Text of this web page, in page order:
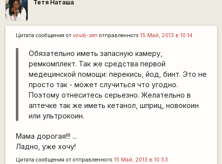
Тетя Наташа
Цитата сообщения от vova\-zen отправленного 15 Май, 2013 в 10:14
Обязательно иметь запасную камеру,
ремкомплект. Так же средства первой
медецинской помощи: перекись, йод, бинт. Это не
просто так - может случиться что угодно.
Поэтому отнеситесь серьезно. Желательно в
аптечке так же иметь кетанол, шприц, новокоин
или ультрокоин.
Мама дорогая!!! ...
Ладно, уже хочу!
Цитата сообщения от отправленного 15 Май, 2013 в 10:53